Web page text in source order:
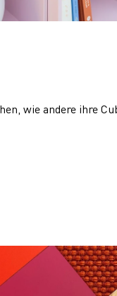
wie andere ihre